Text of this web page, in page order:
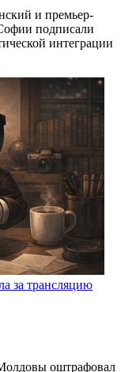
и премьер-
подписали
интеграции
за трансляцию
оштрафовал